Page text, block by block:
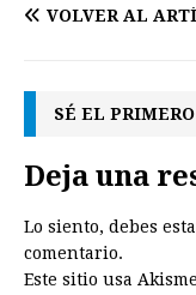
VOLVER AL
SÉ EL
Deja una
Lo siento, debes
comentario.
Este sitio usa